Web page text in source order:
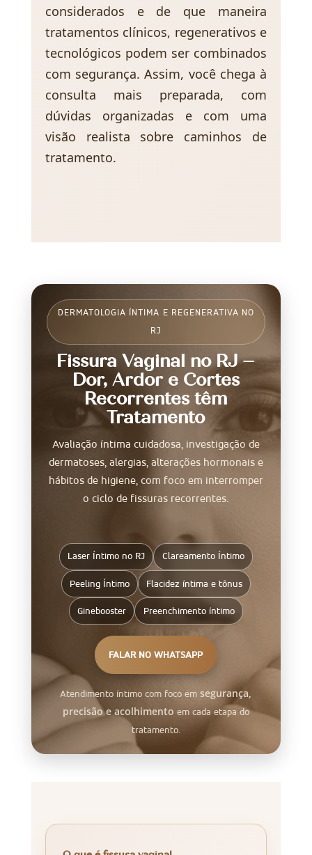
considerados e de que maneira
tratamentos clínicos, regenerativos e
tecnológicos podem ser combinados
com segurança. Assim, você chega à
consulta mais preparada, com
dúvidas organizadas e com uma
visão realista sobre caminhos de
tratamento.
DERMATOLOGIA ÍNTIMA E REGENERATIVA NO
RJ
Fissura Vaginal no RJ –
Dor, Ardor e Cortes
Recorrentes têm
Tratamento
Avaliação íntima cuidadosa, investigação de
dermatoses, alergias, alterações hormonais e
hábitos de higiene, com foco em interromper
o ciclo de fissuras recorrentes.
Laser Íntimo no RJ Clareamento Íntimo
Peeling Íntimo Flacidez íntima e tônus
Ginebooster Preenchimento íntimo
FALAR NO WHATSAPP
Atendimento íntimo com foco emsegurança,
precisão e acolhimento em cada etapa do
tratamento.